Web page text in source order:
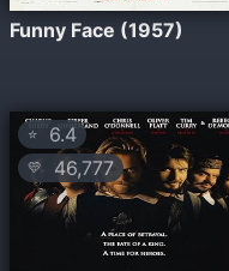
Funny Face (1957)
⭐ 6.4
💛 46,777